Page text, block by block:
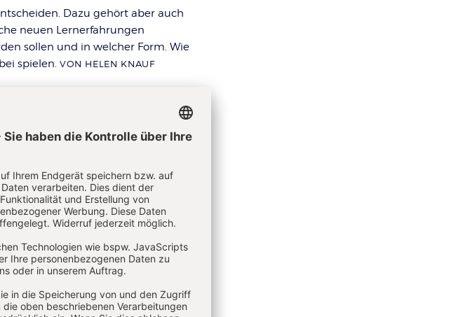
Dazu gehört aber auch
neuen Lernerfahrungen
sollen und in welcher Form. Wie
spielen. VON HELEN KNAUF
die Kinder mitentscheiden. Das
dem Portfolio
und Papa zeigen“